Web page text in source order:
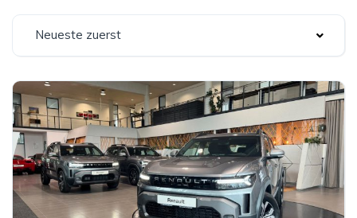
Neueste zuerst